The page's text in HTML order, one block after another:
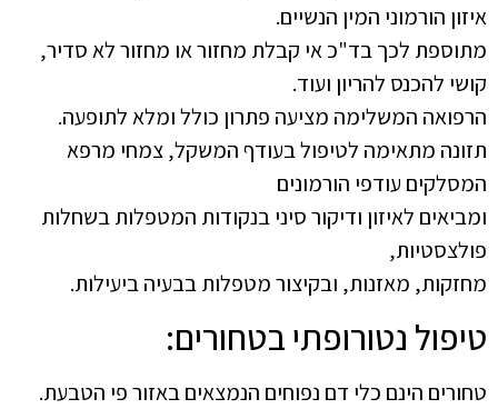
איזון הורמוני המין הנשיים.
מתוספת לכך בד"כ אי קבלת מחזור או מחזור לא סדיר,
קושי להכנס להריון ועוד.
הרפואה המשלימה מציעה פתרון כולל ומלא לתופעה.
תזונה מתאימה לטיפול בעודף המשקל, צמחי מרפא
המסלקים עודפי הורמונים
ומביאים לאיזון ודיקור סיני בנקודות המטפלות בשחלות
פולצסטיות,
מחזקות, מאזנות, ובקיצור מטפלות בבעיה ביעילות.
טיפול נטורופתי בטחורים:
טחורים הינם כלי דם נפוחים הנמצאים באזור פי הטבעת.